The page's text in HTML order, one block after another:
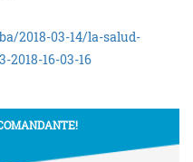
2018-03-14/la-salud-
16-03-16